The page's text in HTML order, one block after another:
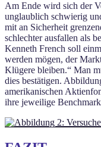
Am Ende wird sich der
unglaublich schwierig
mit an Sicherheit
schlechter ausfallen als
Kenneth French soll
werden mögen, der
Klügere bleiben.“ Man
dies bestätigen.
amerikanischen
ihre jeweilige